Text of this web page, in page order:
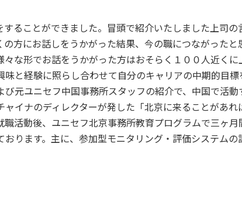
ることができました。冒頭で紹介いたしました上司
方にお話しをうかがった結果、今の職につながった
な形でお話をうかがった方はおそらく１００人近く
と経験に照らし合わせて自分のキャリアの中期的目
元ユニセフ中国事務所スタッフの紹介で、中国で活
イナのディレクターが発した「北京に来ることがあれ
活動後、ユニセフ北京事務所教育プログラムで三ヶ月
ります。主に、参加型モニタリング・評価システム